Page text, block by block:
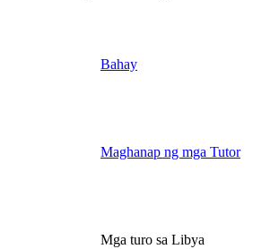
Bahay
Maghanap ng mga Tutor
Mga turo sa Libya